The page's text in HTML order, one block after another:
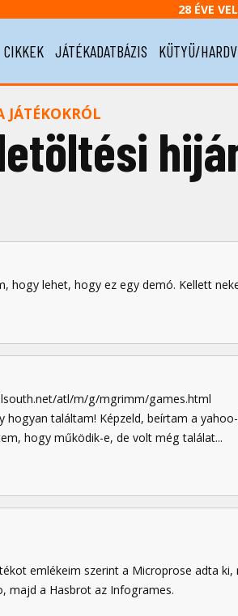
28 ÉVE
CIKKEK JÁTÉKADATBÁZIS KÜTYÜ/
JÁTÉKOKRÓL
hogy lehet, hogy ez egy demó. Kellett
atl/m/g/mgrimm/games.html
hogyan találtam! Képzeld, beírtam a
hogy működik-e, de volt még találat...
emlékeim szerint a Microprose adta
majd a Hasbrot az Infogrames.